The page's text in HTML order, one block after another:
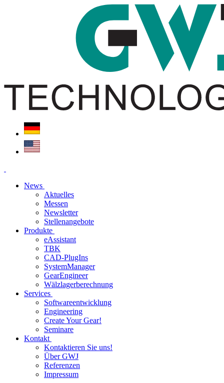
News
Aktuelles
Messen
Newsletter
Stellenangebote
Produkte
eAssistant
TBK
CAD-PlugIns
SystemManager
GearEngineer
Wälzlagerberechnung
Services
Softwareentwicklung
Engineering
Create Your Gear!
Seminare
Kontakt
Kontaktieren Sie uns!
Über GWJ
Referenzen
Impressum